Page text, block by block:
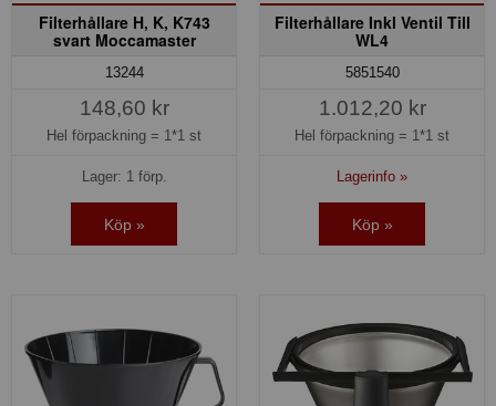
Filterhållare H, K, K743
svart Moccamaster
13244
148,60 kr
Hel förpackning = 1*1 st
Lager: 1 förp.
Köp »
Filterhållare Inkl Ventil Till
WL4
5851540
1.012,20 kr
Hel förpackning = 1*1 st
Lagerinfo »
Köp »